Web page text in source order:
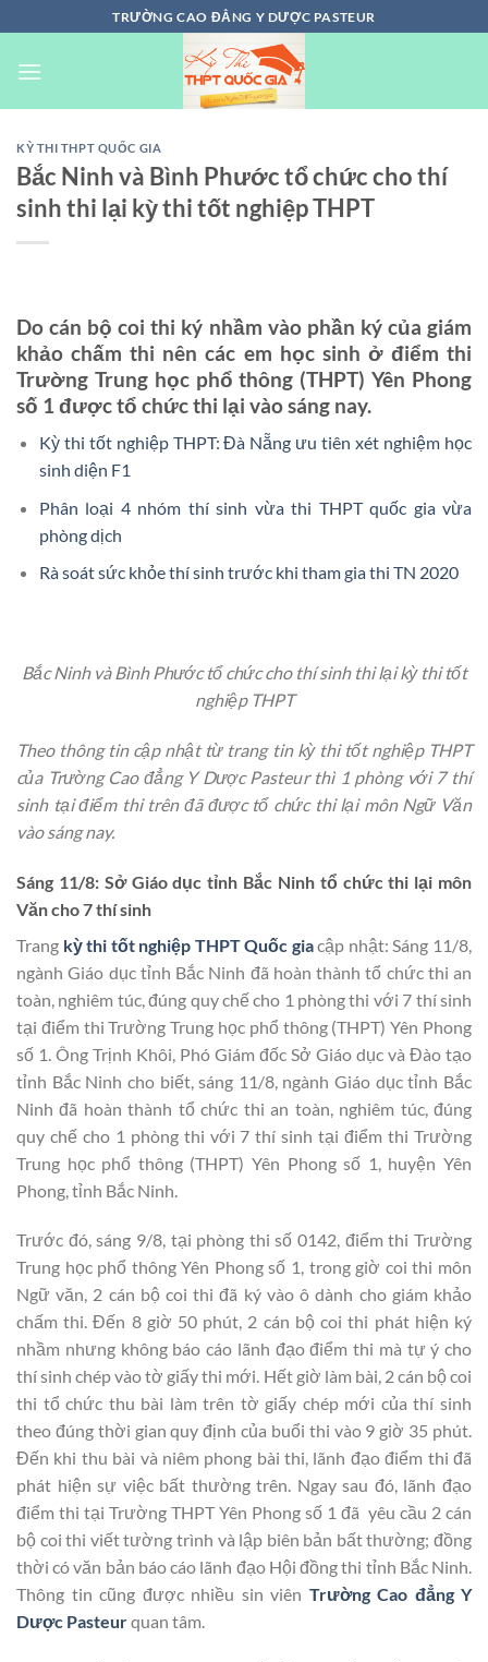
đến
nội
TRƯỜNG CAO ĐẲNG Y DƯỢC PASTEUR
KỲ THI THPT QUỐC GIA
Bắc Ninh và Bình Phước tổ chức cho thí
sinh thi lại kỳ thi tốt nghiệp THPT
Do cán bộ coi thi ký nhầm vào phần ký của giám
khảo chấm thi nên các em học sinh ở điểm thi
Trường Trung học phổ thông (THPT) Yên Phong
số 1 được tổ chức thi lại vào sáng nay.
Kỳ thi tốt nghiệp THPT: Đà Nẵng ưu tiên xét nghiệm học
sinh diện F1
Phân loại 4 nhóm thí sinh vừa thi THPT quốc gia vừa
phòng dịch
Rà soát sức khỏe thí sinh trước khi tham gia thi TN 2020
Bắc Ninh và Bình Phước tổ chức cho thí sinh thi lại kỳ thi tốt
nghiệp THPT
Theo thông tin cập nhật từ trang tin kỳ thi tốt nghiệp THPT
của Trường Cao đẳng Y Dược Pasteur thì 1 phòng với 7 thí
sinh tại điểm thi trên đã được tổ chức thi lại môn Ngữ Văn
vào sáng nay.
Sáng 11/8: Sở Giáo dục tỉnh Bắc Ninh tổ chức thi lại môn
Văn cho 7 thí sinh
Trang kỳ thi tốt nghiệp THPT Quốc giacập nhật: Sáng 11/8,
ngành Giáo dục tỉnh Bắc Ninh đã hoàn thành tổ chức thi an
toàn, nghiêm túc, đúng quy chế cho 1 phòng thi với 7 thí sinh
tại điểm thi Trường Trung học phổ thông (THPT) Yên Phong
số 1. Ông Trịnh Khôi, Phó Giám đốc Sở Giáo dục và Đào tạo
tỉnh Bắc Ninh cho biết, sáng 11/8, ngành Giáo dục tỉnh Bắc
Ninh đã hoàn thành tổ chức thi an toàn, nghiêm túc, đúng
quy chế cho 1 phòng thi với 7 thí sinh tại điểm thi Trường
Trung học phổ thông (THPT) Yên Phong số 1, huyện Yên
Phong, tỉnh Bắc Ninh.
Trước đó, sáng 9/8, tại phòng thi số 0142, điểm thi Trường
Trung học phổ thông Yên Phong số 1, trong giờ coi thi môn
Ngữ văn, 2 cán bộ coi thi đã ký vào ô dành cho giám khảo
chấm thi. Đến 8 giờ 50 phút, 2 cán bộ coi thi phát hiện ký
nhầm nhưng không báo cáo lãnh đạo điểm thi mà tự ý cho
thí sinh chép vào tờ giấy thi mới. Hết giờ làm bài, 2 cán bộ coi
thi tổ chức thu bài làm trên tờ giấy chép mới của thí sinh
theo đúng thời gian quy định của buổi thi vào 9 giờ 35 phút.
Đến khi thu bài và niêm phong bài thi, lãnh đạo điểm thi đã
phát hiện sự việc bất thường trên. Ngay sau đó, lãnh đạo
điểm thi tại Trường THPT Yên Phong số 1 đã yêu cầu 2 cán
bộ coi thi viết tường trình và lập biên bản bất thường; đồng
thời có văn bản báo cáo lãnh đạo Hội đồng thi tỉnh Bắc Ninh.
Thông tin cũng được nhiều sin viên Trường Cao đẳng Y
Dược Pasteurquan tâm.